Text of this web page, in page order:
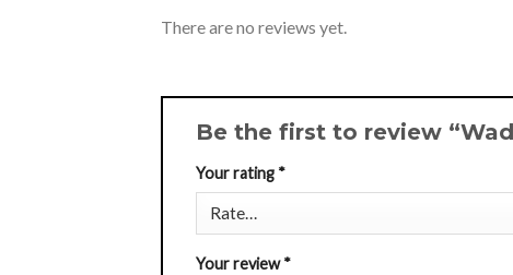
There are no reviews yet.
Be the first to review
Your rating *
Your review*